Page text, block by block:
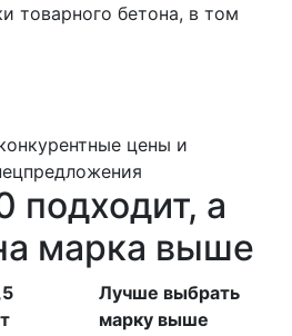
товарного бетона, в том
цены и
подходит, а
марка выше
Лучше выбрать
марку выше